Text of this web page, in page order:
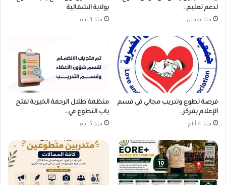
لدعم تعليم…
منذ يومين
بولاية الشمالية
منذ 3 أيام
فرصة تطوع وتدريب مجاني في قسم
الإعلام بمركز…
منذ 4 أيام
منظمة ظلال الرحمة الخيرية تفتح
باب التطوع في…
منذ 5 أيام